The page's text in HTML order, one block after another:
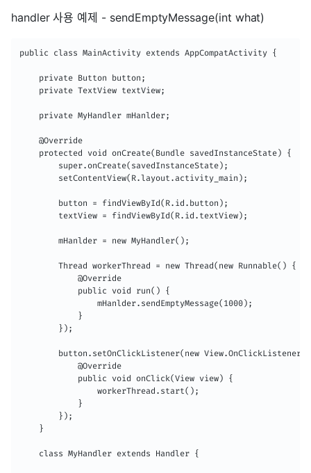
handler 사용 예제 - sendEmptyMessage(int what)
public class MainActivity extends AppCompatActivity {
    private Button button;
    private TextView textView;
    private MyHandler mHanlder;
    @Override
    protected void onCreate(Bundle savedInstanceState) {
        super.onCreate(savedInstanceState);
        setContentView(R.layout.activity_main);
        button = findViewById(R.id.button);
        textView = findViewById(R.id.textView);
        mHanlder = new MyHandler();
        Thread workerThread = new Thread(new Runnable() {
            @Override
            public void run() {
                mHanlder.sendEmptyMessage(1000);
            }
        });
button.setOnClickListener(new
            @Override
            public void onClick(View view) {
                workerThread.start();
            }
        });
    }
    class MyHandler extends Handler {